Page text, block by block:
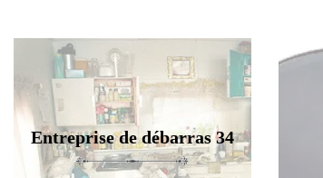
Entreprise de débarras 34